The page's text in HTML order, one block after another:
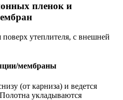
пленок и
утеплителя, с внешней
мембраны
(от карниза) и ведется
укладываются